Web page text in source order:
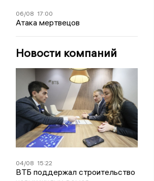
06/08 17:00
Атака мертвецов
Новости компаний
04/08 15:22
ВТБ поддержал строительство